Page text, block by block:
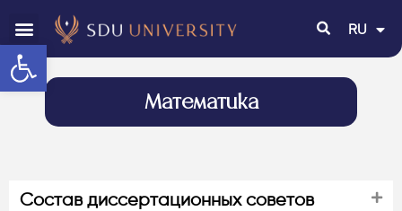
Открыть панель инструментов
RU
EN
Математика
Состав диссертационных советов